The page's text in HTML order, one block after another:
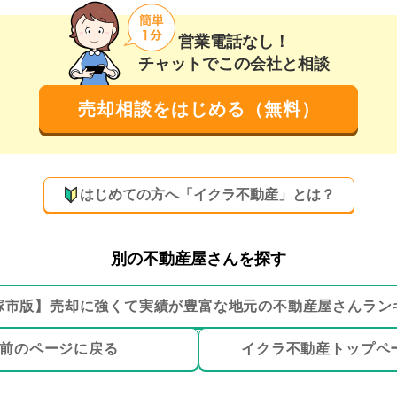
営業電話なし！
チャットでこの会社と相談
売却相談をはじめる（無料）
はじめての方へ「イクラ不動産」とは？
別の不動産屋さんを探す
市版】 売却に強くて実績が豊富な地元の不動産屋さんラン
前のページに戻る イクラ不動産トップペ